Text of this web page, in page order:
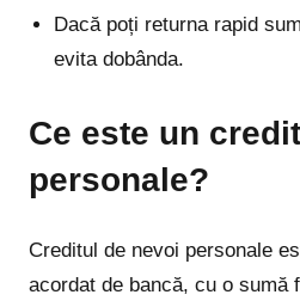
Dacă poți returna rapid
evita dobânda.
Ce este un
personale?
Creditul de nevoi personale
acordat de bancă, cu o sumă